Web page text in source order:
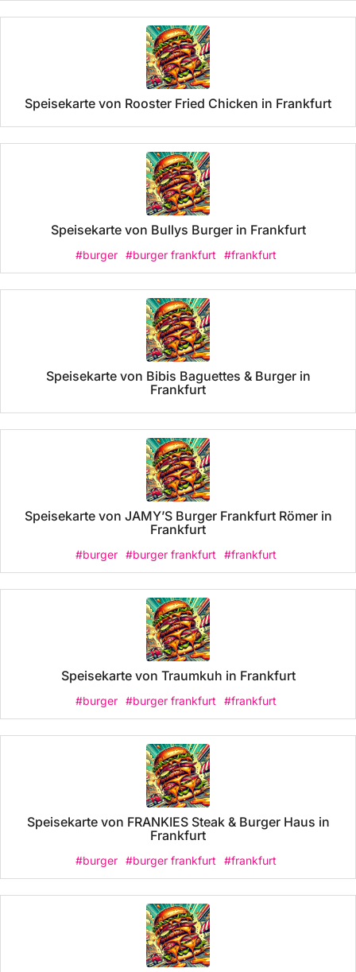
Speisekarte von Rooster Fried Chicken in Frankfurt
Speisekarte von Bullys Burger in Frankfurt
#burger #burger frankfurt #frankfurt
Speisekarte von Bibis Baguettes & Burger in
Frankfurt
Speisekarte von JAMY’S Burger Frankfurt Römer in
Frankfurt
#burger #burger frankfurt #frankfurt
Speisekarte von Traumkuh in Frankfurt
#burger #burger frankfurt #frankfurt
Speisekarte von FRANKIES Steak & Burger Haus in
Frankfurt
#burger #burger frankfurt #frankfurt